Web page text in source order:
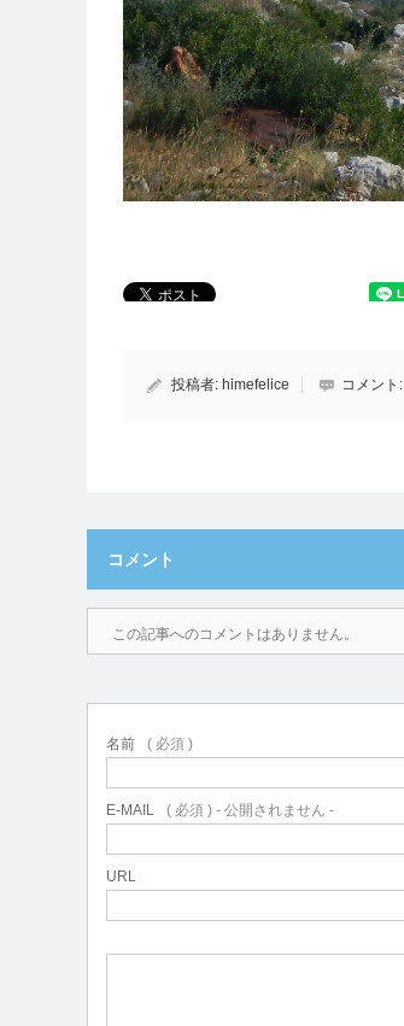
投稿者: himefelice コメント:
コメント
この記事へのコメントはありません。
名前 ( 必須 )
E-MAIL ( 必須 ) - 公開されません -
URL